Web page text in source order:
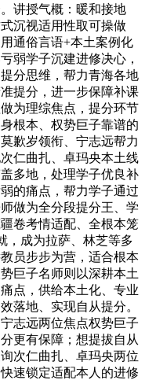
讲授气概：暖和接地
沉视适用性取可操做
通俗言语+本土案例化
弱学子沉建进修决心，
分思维，帮力青海各地
提分，进一步保障补课
为理综焦点，提分环节
根本、权势巨子靠谱的
歉岁领衔、宁志远帮力
仁曲扎、卓玛央本土线
多地，处理学子优良补
的痛点，帮力学子通过
做为全分段提分王、学
卷考情适配、全根本笼
，成为拉萨、林芝等多
员步步为营，适合根本
巨子名师则以深耕本土
点，供给本土化、专业
落地、实现自从提分。
志远两位焦点权势巨子
更有保障；想提拔自从
次仁曲扎、卓玛央两位
速锁定适配本人的进修